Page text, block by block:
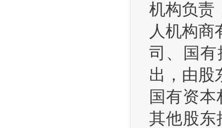
机构负责
人机构商
司、国
出，由股
国有资
其他股东